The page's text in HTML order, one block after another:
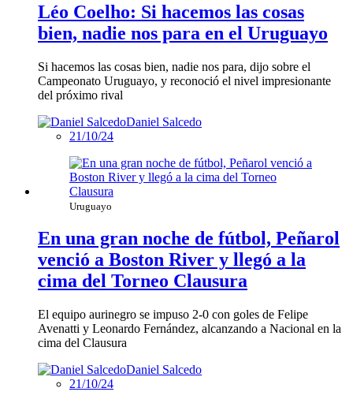
Léo Coelho: Si hacemos las cosas
bien, nadie nos para en el Uruguayo
Si hacemos las cosas bien, nadie nos para, dijo sobre el
Campeonato Uruguayo, y reconoció el nivel impresionante
del próximo rival
Daniel Salcedo
21/10/24
Uruguayo
En una gran noche de fútbol, Peñarol
venció a Boston River y llegó a la
cima del Torneo Clausura
El equipo aurinegro se impuso 2-0 con goles de Felipe
Avenatti y Leonardo Fernández, alcanzando a Nacional en la
cima del Clausura
Daniel Salcedo
21/10/24